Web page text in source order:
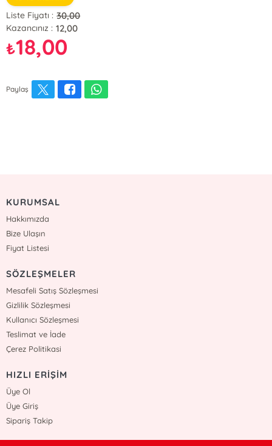
Liste Fiyatı : 30,00
Kazancınız : 12,00
₺18,00
Paylaş
KURUMSAL
Hakkımızda
Bize Ulaşın
Fiyat Listesi
SÖZLEŞMELER
Mesafeli Satış Sözleşmesi
Gizlilik Sözleşmesi
Kullanıcı Sözleşmesi
Teslimat ve İade
Çerez Politikasi
HIZLI ERİŞİM
Üye Ol
Üye Giriş
Sipariş Takip